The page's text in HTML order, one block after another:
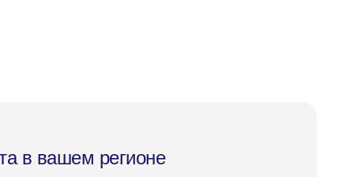
в вашем регионе